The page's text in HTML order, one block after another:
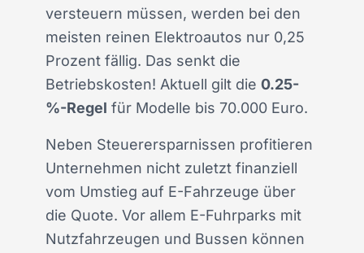
versteuern müssen, werden bei den
meisten reinen Elektroautos nur 0,25
Prozent fällig. Das senkt die
Betriebskosten! Aktuell gilt die 0.25-
%-Regel für Modelle bis 70.000 Euro.
Neben Steuerersparnissen profitieren
Unternehmen nicht zuletzt finanziell
vom Umstieg auf E-Fahrzeuge über
die Quote. Vor allem E-Fuhrparks mit
Nutzfahrzeugen und Bussen können